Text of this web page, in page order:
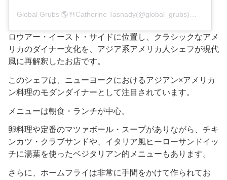
ロウアー・イースト・サイドに位置し、クラシックなアメ
リカのダイナー文化を、アジア系アメリカ人シェフが現代
風に再解釈したお店です。
このシェフは、ニューヨークにおけるアジアン×アメリカ
ン料理のモダンダイナーとして注目されています。
メニューは朝食・ランチが中心。
卵料理や定番のマツァボール・スープがありながら、チキ
ンカツ・クラブサンドや、イタリア風ヒーローサンドイッ
チに湯葉を使ったベジタリアン的メニューもあります。
さらに、ホームフライは非常に手間をかけて作られてお